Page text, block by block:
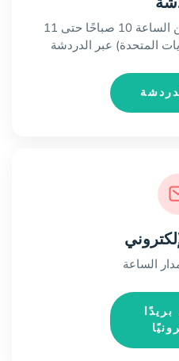
خدمة العملاء متاحة يوميًا من الساعة 10 صباحًا حتى 11
الساعة